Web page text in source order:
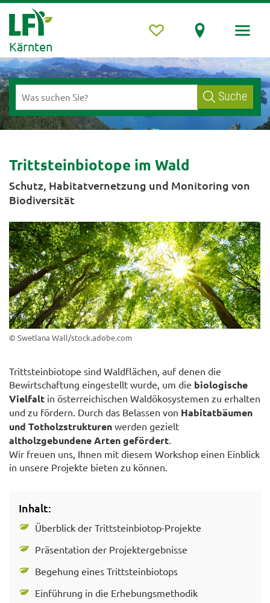
Kärnten
Suche
Trittsteinbiotope im Wald
Schutz, Habitatvernetzung und Monitoring von
Biodiversität
© Swetlana Wall/stock.adobe.com
Trittsteinbiotope sind Waldflächen, auf denen die
Bewirtschaftung eingestellt wurde, um die biologische
Vielfalt in österreichischen Waldökosystemen zu erhalten
und zu fördern. Durch das Belassen von Habitatbäumen
und Totholzstrukturen werden gezielt
altholzgebundene Arten gefördert
Wir freuen uns, Ihnen mit diesem Workshop einen Einblick
in unsere Projekte bieten zu können.
Inhalt:
Überblick der Trittsteinbiotop-Projekte
Präsentation der Projektergebnisse
Begehung eines Trittsteinbiotops
Einführung in die Erhebungsmethodik